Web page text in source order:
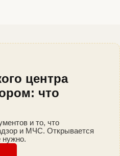
центра
что
и то, что
и МЧС. Открывается
нужно.